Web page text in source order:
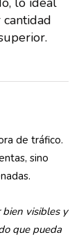
de tráfico.
sino
bien visibles y
que pueda